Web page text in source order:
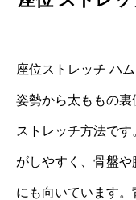
座位ストレッチ ハ
姿勢から太ももの
ストレッチ方法で
がしやすく、骨盤
にも向いています